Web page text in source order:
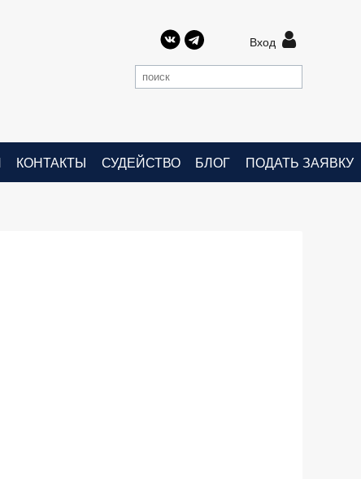
Вход 
КОНТАКТЫ СУДЕЙСТВО БЛОГ ПОДАТЬ ЗАЯВКУ